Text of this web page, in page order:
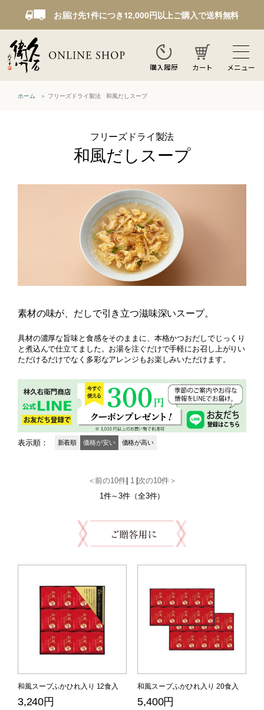
お届け先1件につき12,000円以上ご購入で送料無料
購入履歴 カート メニュー
ホーム フリーズドライ製法 和風だしスープ
フリーズドライ製法
和風だしスープ
素材の味が、だしで引き立つ滋味深いスープ。
具材の濃厚な旨味と食感をそのままに、本格かつおだしでじっくり
と煮込んで仕立てました。お湯を注ぐだけで手軽にお召し上がりい
ただけるだけでなく多彩なアレンジもお楽しみいただけます。
表示順： 新着順 価格が安い 価格が高い
＜前の10件| 1 |次の10件＞
1件～3件（全3件）
和風スープふかひれ入り 12食入
3,240円
和風スープふかひれ入り 20食入
5,400円